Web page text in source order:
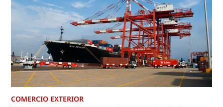
COMERCIO EXTERIOR